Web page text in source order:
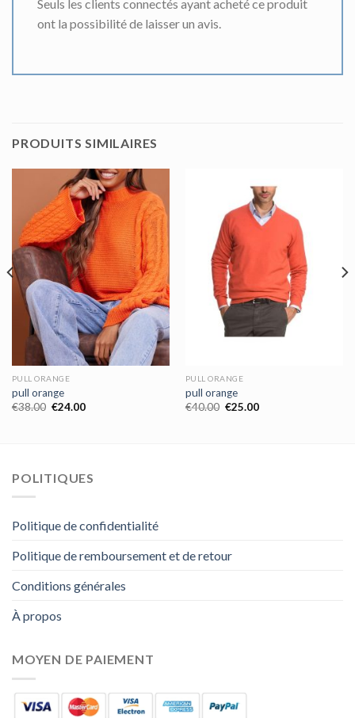
Seuls les clients connectés ayant acheté ce produit
ont la possibilité de laisser un avis.
PRODUITS SIMILAIRES
PULL ORANGE
pull orange
€38.00 €24.00
PULL ORANGE
pull orange
€40.00 €25.00
POLITIQUES
Politique de confidentialité
Politique de remboursement et de retour
Conditions générales
À propos
MOYEN DE PAIEMENT